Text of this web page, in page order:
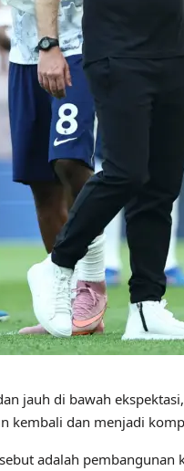
jauh di bawah
kembali dan menjadi
adalah